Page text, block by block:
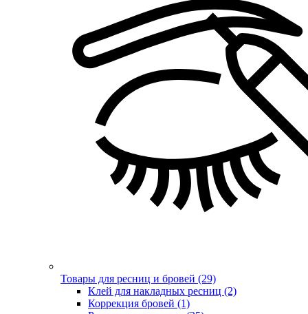
Товары для ресниц и бровей (29)
Клей для накладных ресниц (2)
Коррекция бровей (1)